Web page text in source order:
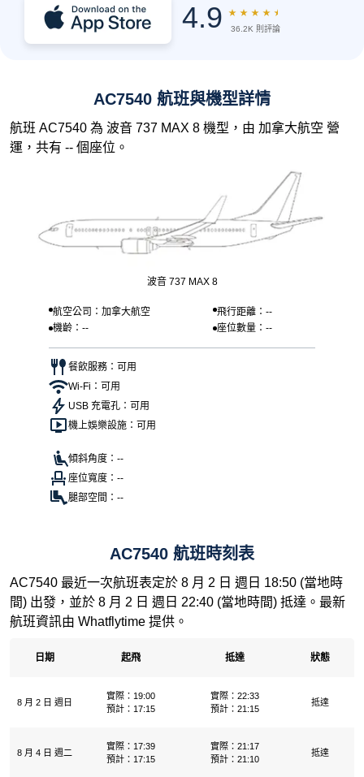
4.9 ★ ★ ★ ★ ★
36.2K 則評論
AC7540 航班與機型詳情
航班 AC7540 為 波音 737 MAX 8 機型，由 加拿大航空 營
運，共有 -- 個座位。
波音 737 MAX 8
航空公司：加拿大航空
飛行距離：--
機齡：--
座位數量：--
餐飲服務：可用
Wi-Fi：可用
USB 充電孔：可用
機上娛樂設施：可用
傾斜角度：--
座位寬度：--
腿部空間：--
AC7540 航班時刻表
AC7540 最近一次航班表定於 8 月 2 日 週日 18:50 (當地時
間) 出發，並於 8 月 2 日 週日 22:40 (當地時間) 抵達。最新
航班資訊由 Whatflytime 提供。
日期 起飛 抵達 狀態
8 月 2 日 週日
實際：19:00
預計：17:15
實際：22:33
預計：21:15
抵達
8 月 4 日 週二
實際：17:39
預計：17:15
實際：21:17
預計：21:10
抵達